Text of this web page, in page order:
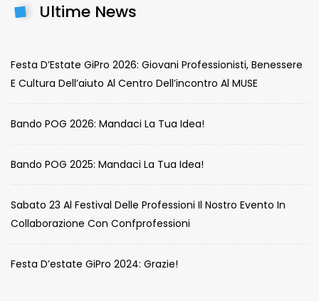
Ultime News
Festa D’Estate GiPro 2026: Giovani Professionisti, Benessere
E Cultura Dell’aiuto Al Centro Dell’incontro Al MUSE
Bando POG 2026: Mandaci La Tua Idea!
Bando POG 2025: Mandaci La Tua Idea!
Sabato 23 Al Festival Delle Professioni Il Nostro Evento In
Collaborazione Con Confprofessioni
Festa D’estate GiPro 2024: Grazie!